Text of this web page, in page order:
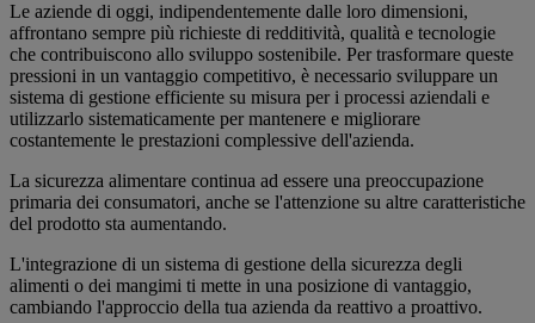
Le aziende di oggi, indipendentemente dalle loro dimensioni,
affrontano sempre più richieste di redditività, qualità e tecnologie
che contribuiscono allo sviluppo sostenibile. Per trasformare queste
pressioni in un vantaggio competitivo, è necessario sviluppare un
sistema di gestione efficiente su misura per i processi aziendali e
utilizzarlo sistematicamente per mantenere e migliorare
costantemente le prestazioni complessive dell'azienda.
La sicurezza alimentare continua ad essere una preoccupazione
primaria dei consumatori, anche se l'attenzione su altre caratteristiche
del prodotto sta aumentando.
L'integrazione di un sistema di gestione della sicurezza degli
alimenti o dei mangimi ti mette in una posizione di vantaggio,
cambiando l'approccio della tua azienda da reattivo a proattivo.